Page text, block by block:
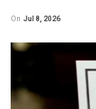
On Jul 8, 2026